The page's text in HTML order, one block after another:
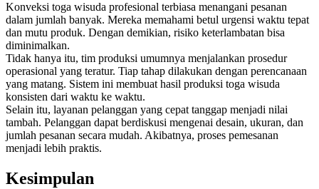
Konveksi toga wisuda profesional terbiasa menangani pesanan
dalam jumlah banyak. Mereka memahami betul urgensi waktu tepat
dan mutu produk. Dengan demikian, risiko keterlambatan bisa
diminimalkan.
Tidak hanya itu, tim produksi umumnya menjalankan prosedur
operasional yang teratur. Tiap tahap dilakukan dengan perencanaan
yang matang. Sistem ini membuat hasil produksi toga wisuda
konsisten dari waktu ke waktu.
Selain itu, layanan pelanggan yang cepat tanggap menjadi nilai
tambah. Pelanggan dapat berdiskusi mengenai desain, ukuran, dan
jumlah pesanan secara mudah. Akibatnya, proses pemesanan
menjadi lebih praktis.
Kesimpulan